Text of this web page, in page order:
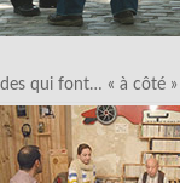
des qui font… « à côté »